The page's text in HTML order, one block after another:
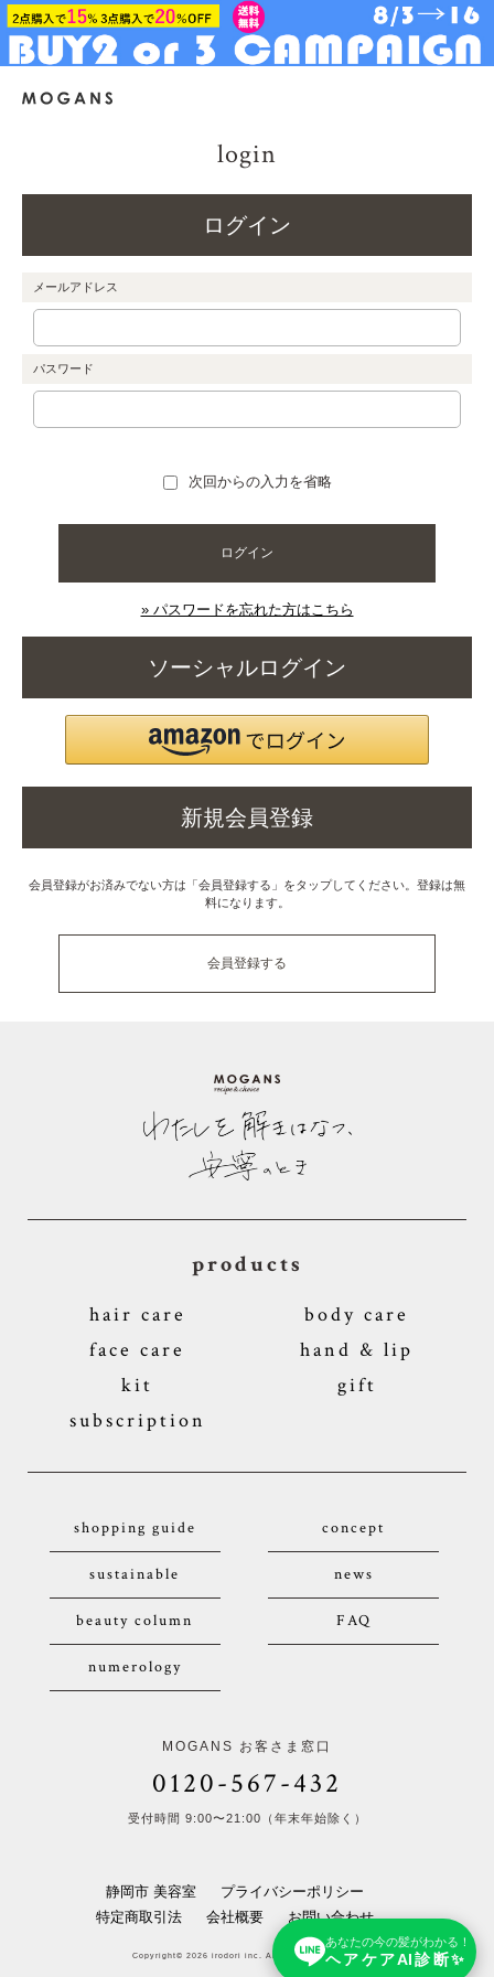
あなたの今の髪がわかる！
ヘアケアAI診断✨
login
ログイン
メールアドレス
パスワード
次回からの入力を省略
ログイン
» パスワードを忘れた方はこちら
ソーシャルログイン
新規会員登録
会員登録がお済みでない方は「会員登録する」をタップしてください。登録は無
料になります。
会員登録する
products
hair care
body care
face care
hand & lip
kit
gift
subscription
shopping guide concept
sustainable news
beauty column FAQ
numerology
MOGANS お客さま窓口
0120-567-432
受付時間 9:00〜21:00（年末年始除く）
静岡市 美容室
プライバシーポリシー
特定商取引法
会社概要 お問い合わせ
Copyright© 2026 irodori inc. All Rights Reserved.